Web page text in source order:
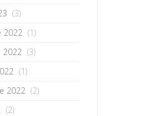
(3)
2022 (1)
2022 (3)
(1)
2022 (2)
(2)